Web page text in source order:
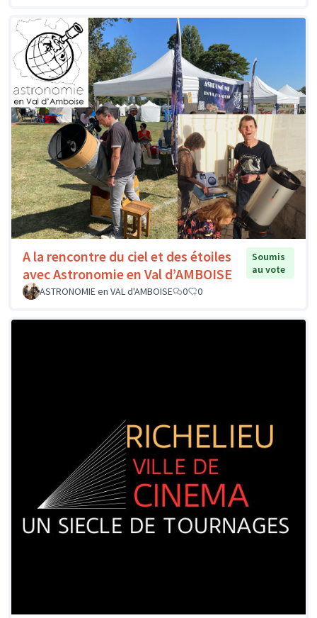
A la rencontre du ciel et des étoiles
avec Astronomie en Val d’AMBOISE
Soumis
au vote
ASTRONOMIE en VAL d'AMBOISE
0 0